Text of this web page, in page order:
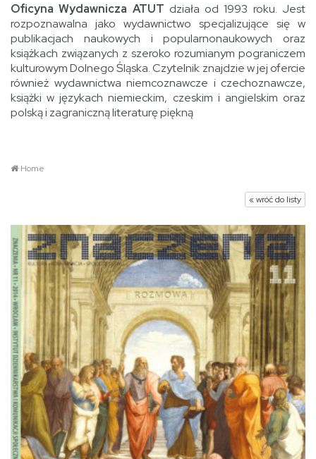
Oficyna Wydawnicza ATUT działa od 1993 roku. Jest
rozpoznawalna jako wydawnictwo specjalizujące się w
publikacjach naukowych i popularnonaukowych oraz
książkach związanych z szeroko rozumianym pograniczem
kulturowym Dolnego Śląska. Czytelnik znajdzie w jej ofercie
również wydawnictwa niemcoznawcze i czechoznawcze,
książki w językach niemieckim, czeskim i angielskim oraz
polską i zagraniczną literaturę piękną
Home
« wróć do listy